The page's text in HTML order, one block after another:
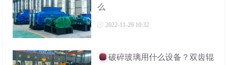
么
2022-11-29 10:32
破碎玻璃用什么设备？双齿辊